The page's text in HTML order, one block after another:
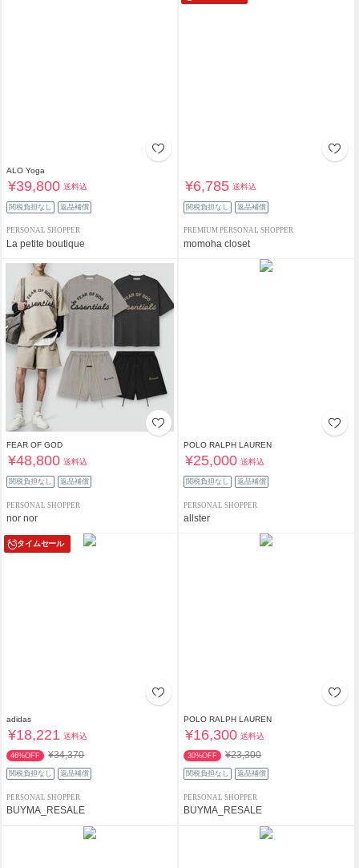
ALO Yoga
¥39,800 送料込
関税負担なし 返品補償
PERSONAL SHOPPER
La petite boutique
¥6,785 送料込
関税負担なし 返品補償
PREMIUM PERSONAL SHOPPER
momoha closet
FEAR OF GOD
¥48,800 送料込
関税負担なし 返品補償
PERSONAL SHOPPER
nor nor
POLO RALPH LAUREN
¥25,000 送料込
関税負担なし 返品補償
PERSONAL SHOPPER
allster
タイムセール
adidas
¥18,221 送料込
46%OFF ¥34,370
関税負担なし 返品補償
PERSONAL SHOPPER
BUYMA_RESALE
POLO RALPH LAUREN
¥16,300 送料込
30%OFF ¥23,300
関税負担なし 返品補償
PERSONAL SHOPPER
BUYMA_RESALE